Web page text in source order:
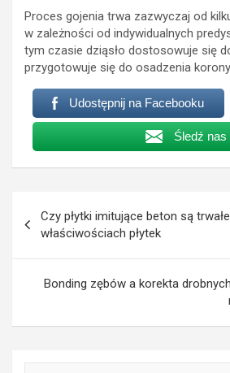
Proces gojenia trwa zazwyczaj od
w zależności od indywidualnych
tym czasie dziąsło dostosowuje się
przygotowuje się do osadzenia
Udostępnij na Facebooku
Śledź nas
wpisu
Czy płytki imitujące beton są
właściwościach płytek
Bonding zębów a korekta